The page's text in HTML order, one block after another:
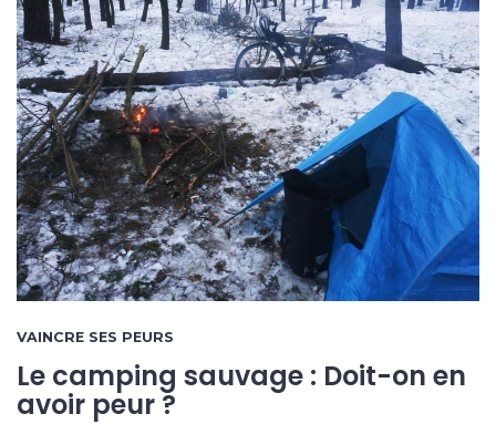
VAINCRE SES PEURS
Le camping sauvage : Doit-on en
avoir peur ?